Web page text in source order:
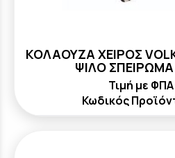
ΚΟΛΑΟΥΖΑ ΧΕΙΡΟΣ
ΨΙΛΟ ΣΠΕΙΡΩΜΑ
Τιμή με
Κωδικός